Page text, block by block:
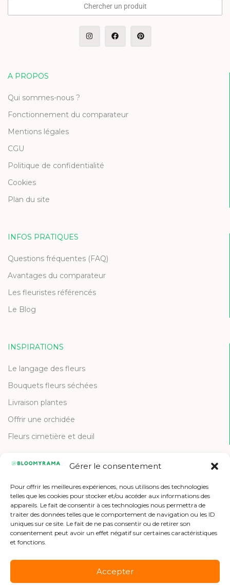
Gérer le consentement
Pour offrir les meilleures expériences, nous utilisons des technologies
telles que les cookies pour stocker et/ou accéder aux informations des
appareils. Le fait de consentir à ces technologies nous permettra de
traiter des données telles que le comportement de navigation ou les ID
uniques sur ce site. Le fait de ne pas consentir ou de retirer son
consentement peut avoir un effet négatif sur certaines caractéristiques
et fonctions.
Accepter
Chercher un produit
A PROPOS
Qui sommes-nous ?
Fonctionnement du comparateur
Mentions légales
CGU
Politique de confidentialité
Cookies
Plan du site
INFOS PRATIQUES
Questions fréquentes (FAQ)
Avantages du comparateur
Les fleuristes référencés
Le Blog
INSPIRATIONS
Le langage des fleurs
Bouquets fleurs séchées
Livraison plantes
Offrir une orchidée
Fleurs cimetière et deuil
Contactez-nous
Etre référencé
Offres d'emploi